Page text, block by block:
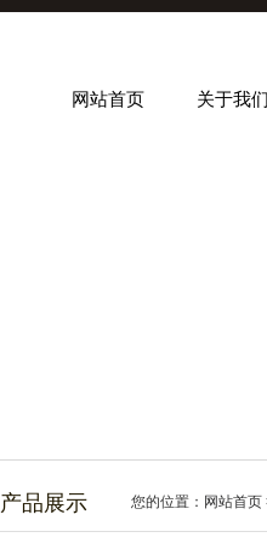
网站首页 关于我们
产品展示 您的位置： 网站首页